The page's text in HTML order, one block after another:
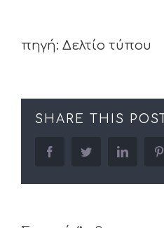
πηγή: Δελτίο τύπου
SHARE THIS POST
facebooktwitter linkedin